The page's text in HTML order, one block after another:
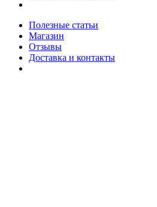
Полезные статьи
Магазин
Отзывы
Доставка и контакты